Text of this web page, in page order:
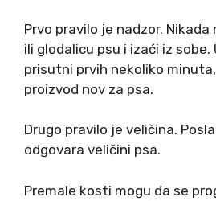
Prvo pravilo je nadzor.
ili glodalicu psu i izaći iz sobe.
prisutni prvih nekoliko
proizvod nov za psa.
Drugo pravilo je veličina.
odgovara veličini psa.
Premale kosti mogu da se